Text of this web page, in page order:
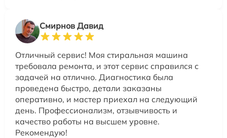
Смирнов Давид
Отличный сервис! Моя стиральная машина
требовала ремонта, и этот сервис справился с
задачей на отлично. Диагностика была
проведена быстро, детали заказаны
оперативно, и мастер приехал на следующий
день. Профессионализм, отзывчивость и
качество работы на высшем уровне.
Рекомендую!